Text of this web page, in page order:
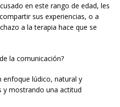
en este rango de edad, les
sus experiencias, o a
a la terapia hace que se
la comunicación?
enfoque lúdico, natural y
mostrando una actitud